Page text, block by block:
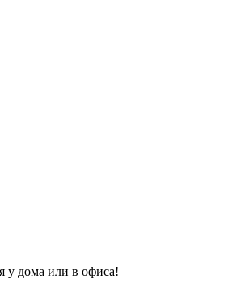
у дома или в офиса!